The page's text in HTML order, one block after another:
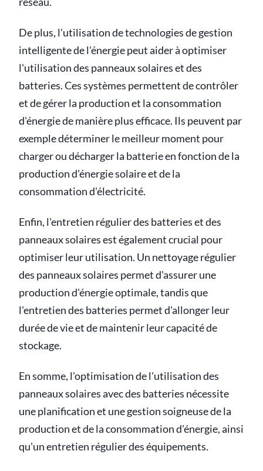
De plus, l'utilisation de technologies de gestion
intelligente de l'énergie peut aider à optimiser
l'utilisation des panneaux solaires et des
batteries. Ces systèmes permettent de contrôler
et de gérer la production et la consommation
d'énergie de manière plus efficace. Ils peuvent par
exemple déterminer le meilleur moment pour
charger ou décharger la batterie en fonction de la
production d'énergie solaire et de la
consommation d'électricité.
Enfin, l'entretien régulier des batteries et des
panneaux solaires est également crucial pour
optimiser leur utilisation. Un nettoyage régulier
des panneaux solaires permet d'assurer une
production d'énergie optimale, tandis que
l'entretien des batteries permet d'allonger leur
durée de vie et de maintenir leur capacité de
stockage.
En somme, l'optimisation de l'utilisation des
panneaux solaires avec des batteries nécessite
une planification et une gestion soigneuse de la
production et de la consommation d'énergie, ainsi
qu'un entretien régulier des équipements.